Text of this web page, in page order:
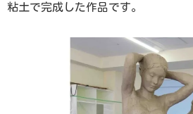
粘土で完成した作品です。